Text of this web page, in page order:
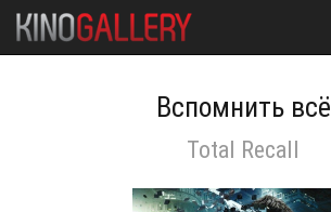
Вспомнить всё
Total Recall